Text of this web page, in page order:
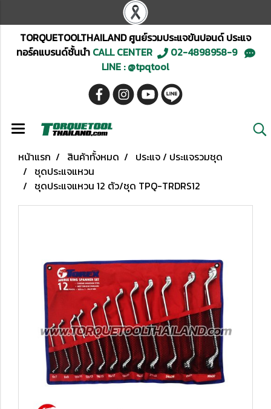
TORQUETOOLTHAILAND ศูนย์รวมประแจขันปอนด์ ประแจ
ทอร์คแบรนด์ชั้นนำCALL CENTER
02-4898958-9
LINE : @tpqtool
หน้าแรก สินค้าทั้งหมด
ประแจ / ประแจรวมชุด
ชุดประแจแหวน
ชุดประแจแหวน 12 ตัว/ชุด TPQ-TRDRS12